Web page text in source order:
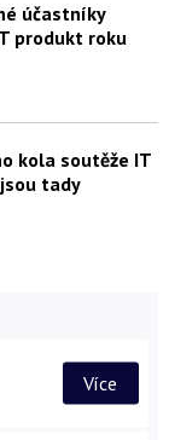
účastníky
produkt roku
kola soutěže IT
tady
Více